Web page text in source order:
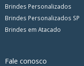
Brindes Personalizados
Brindes Personalizados SP
Brindes em Atacado
Fale conosco